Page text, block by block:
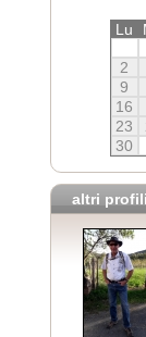
Lu
2
9
16
23
30
altri